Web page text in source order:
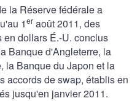
la Réserve fédérale a
1er août 2011, des
dollars É.-U. conclus
Banque d'Angleterre, la
la Banque du Japon et la
accords de swap, établis en
jusqu'en janvier 2011.